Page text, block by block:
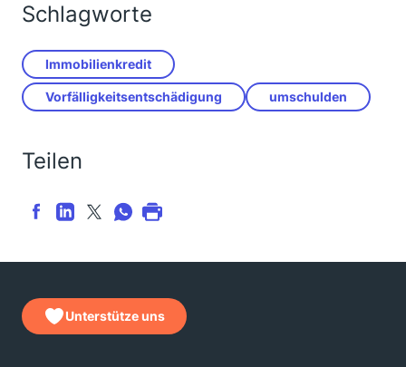
Schlagworte
Immobilienkredit
Vorfälligkeitsentschädigung umschulden
Teilen
Unterstütze uns